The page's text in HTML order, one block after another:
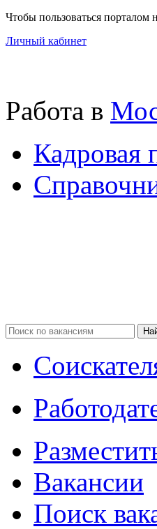
Чтобы пользоваться порталом
Личный кабинет
Работа в
Кадровая
Вакансии
Поиск